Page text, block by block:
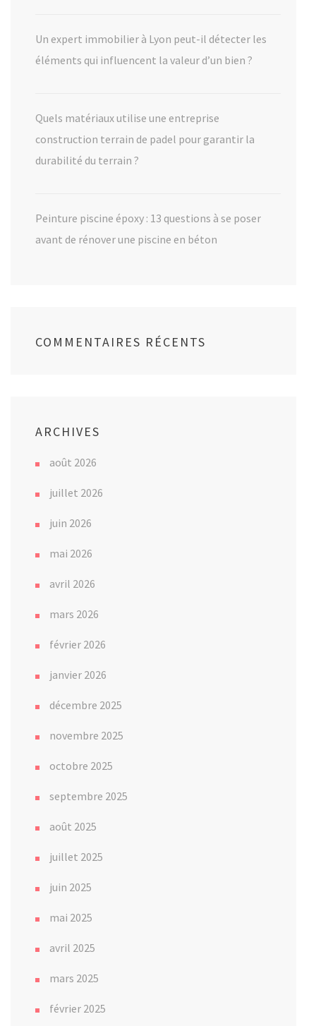
Un expert immobilier à Lyon peut-il détecter les
éléments qui influencent la valeur d’un bien ?
Quels matériaux utilise une entreprise
construction terrain de padel pour garantir la
durabilité du terrain ?
Peinture piscine époxy : 13 questions à se poser
avant de rénover une piscine en béton
COMMENTAIRES RÉCENTS
ARCHIVES
août 2026
juillet 2026
juin 2026
mai 2026
avril 2026
mars 2026
février 2026
janvier 2026
décembre 2025
novembre 2025
octobre 2025
septembre 2025
août 2025
juillet 2025
juin 2025
mai 2025
avril 2025
mars 2025
février 2025